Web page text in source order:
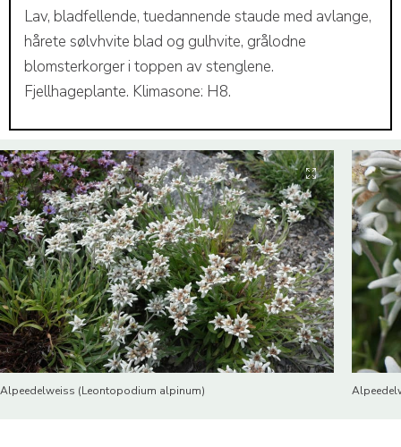
Lav, bladfellende, tuedannende staude med avlange,
hårete sølvhvite blad og gulhvite, grålodne
blomsterkorger i toppen av stenglene.
Fjellhageplante. Klimasone: H8.
Alpeedelweiss (Leontopodium alpinum)